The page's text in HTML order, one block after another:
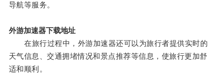
导航等服务。
外游加速器下载地址
在旅行过程中，外游加速器还可以为旅行者提供实时的
天气信息、交通拥堵情况和景点推荐等信息，使旅行更加舒
适和顺利。